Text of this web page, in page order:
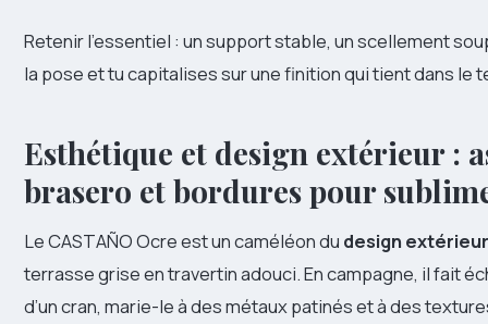
Retenir l’essentiel : un support stable, un scellement
la pose et tu capitalises sur une finition qui tient dans le
Esthétique et design extérieur :
brasero et bordures pour
Le CASTAÑO Ocre est un caméléon du design extérieur
terrasse grise en travertin adouci. En campagne, il fait
d’un cran, marie-le à des métaux patinés et à des